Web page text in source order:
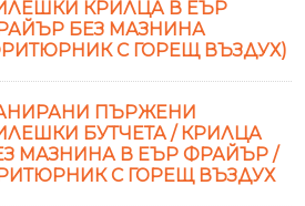
КРИЛЦА В ЕЪР
БЕЗ МАЗНИНА
С ГОРЕЩ ВЪЗДУХ)
ПЪРЖЕНИ
БУТЧЕТА / КРИЛЦА
МАЗНИНА В ЕЪР ФРАЙЪР /
С ГОРЕЩ ВЪЗДУХ